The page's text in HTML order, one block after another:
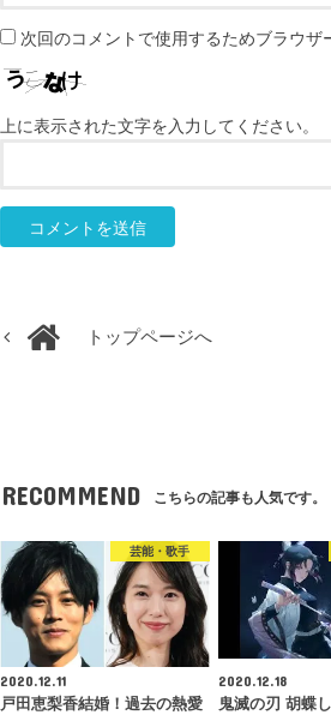
次回のコメントで使用するためブラウザ
上に表示された文字を入力してください。
トップページへ
RECOMMEND こちらの記事も人気です。
芸能・歌手
2020.12.11
戸田恵梨香結婚！過去の熱愛
2020.12.18
鬼滅の刃 胡蝶